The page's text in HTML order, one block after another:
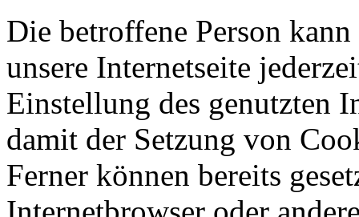
Die betroffene Person
unsere Internetseite
Einstellung des genutzten
damit der Setzung von
Ferner können bereits